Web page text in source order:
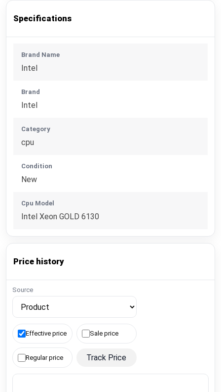
Specifications
Brand Name
Intel
Brand
Intel
Category
cpu
Condition
New
Cpu Model
Intel Xeon GOLD 6130
Price history
Source
Effective price Sale price
Regular price Track Price